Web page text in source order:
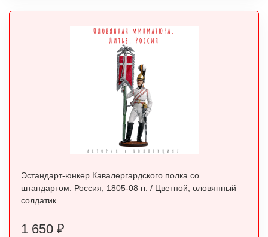
Эстандарт-юнкер Кавалергардского полка со
штандартом. Россия, 1805-08 гг. / Цветной, оловянный
солдатик
1 650 ₽